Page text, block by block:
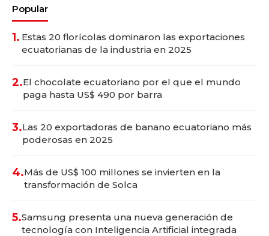
Popular
1. Estas 20 florícolas dominaron las exportaciones
ecuatorianas de la industria en 2025
2.El chocolate ecuatoriano por el que el mundo
paga hasta US$ 490 por barra
3.Las 20 exportadoras de banano ecuatoriano más
poderosas en 2025
4.Más de US$ 100 millones se invierten en la
transformación de Solca
5.Samsung presenta una nueva generación de
tecnología con Inteligencia Artificial integrada